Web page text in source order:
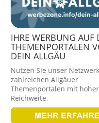
IHRE WERBUNG AUF
THEMENPORTALEN
DEIN ALLGÄU
Nutzen Sie unser
zahlreichen Allgäuer
Themenportalen mit hoher
Reichweite.